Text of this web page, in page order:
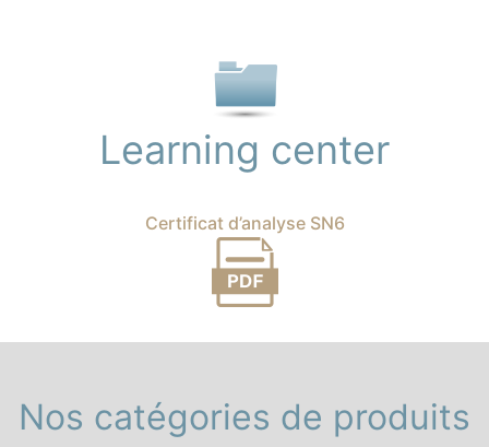
Learning center
Certificat d’analyse SN6
Nos catégories de produits